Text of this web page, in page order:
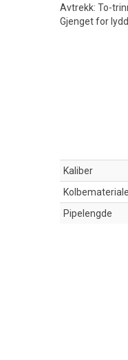
Avtrekk: To-
Gjenget for
Kaliber
Kolbemateriale
Pipelengde